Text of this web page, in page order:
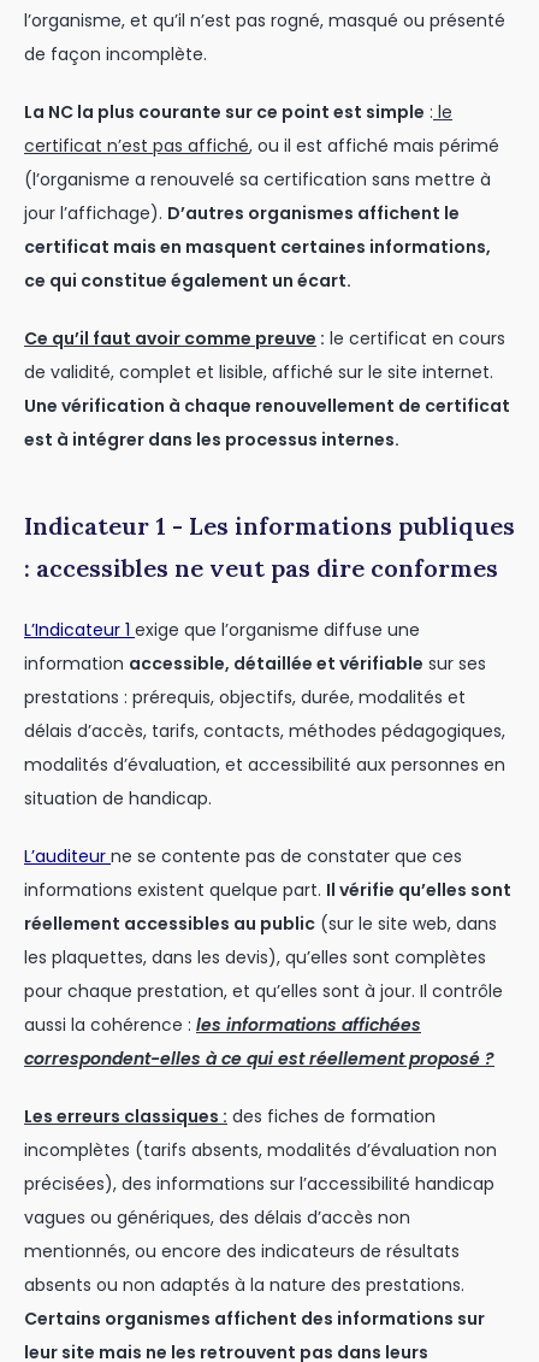
l’organisme, et qu’il n’est pas rogné, masqué ou présenté
de façon incomplète.
La NC la plus courante sur ce point est simple : le
certificat n’est pas affiché, ou il est affiché mais périmé
(l’organisme a renouvelé sa certification sans mettre à
jour l’affichage). D’autres organismes affichent le
certificat mais en masquent certaines informations,
ce qui constitue également un écart.
Ce qu’il faut avoir comme preuve : le certificat en cours
de validité, complet et lisible, affiché sur le site internet.
Une vérification à chaque renouvellement de certificat
est à intégrer dans les processus internes.
Indicateur 1 - Les informations publiques
: accessibles ne veut pas dire conformes
L’Indicateur 1 exige que l’organisme diffuse une
information accessible, détaillée et vérifiable sur ses
prestations : prérequis, objectifs, durée, modalités et
délais d’accès, tarifs, contacts, méthodes pédagogiques,
modalités d’évaluation, et accessibilité aux personnes en
situation de handicap.
L’auditeur ne se contente pas de constater que ces
informations existent quelque part. Il vérifie qu’elles sont
réellement accessibles au public (sur le site web, dans
les plaquettes, dans les devis), qu’elles sont complètes
pour chaque prestation, et qu’elles sont à jour. Il contrôle
aussi la cohérence : les informations affichées
correspondent-elles à ce qui est réellement proposé ?
Les erreurs classiques : des fiches de formation
incomplètes (tarifs absents, modalités d’évaluation non
précisées), des informations sur l’accessibilité handicap
vagues ou génériques, des délais d’accès non
mentionnés, ou encore des indicateurs de résultats
absents ou non adaptés à la nature des prestations.
Certains organismes affichent des informations sur
leur site mais ne les retrouvent pas dans leurs